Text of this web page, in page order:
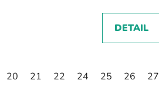
DETAIL
20 21 22 24 25 26 27